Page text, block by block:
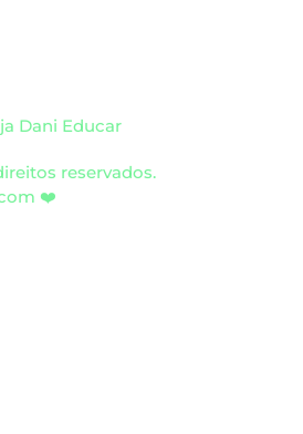
Dani Educar
reservados.
❤️